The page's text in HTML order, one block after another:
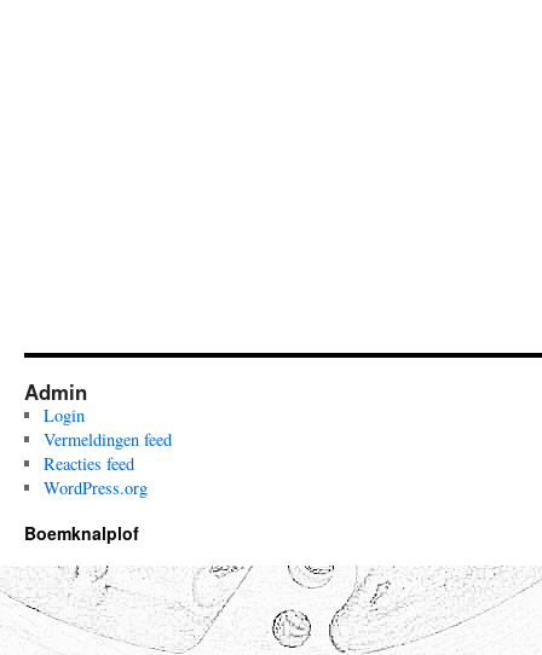
Admin
Login
Vermeldingen feed
Reacties feed
WordPress.org
Boemknalplof